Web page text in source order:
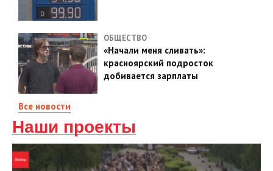
ОБЩЕСТВО
«Начали меня сливать»:
красноярский подросток
добивается зарплаты
Все новости
Наши проекты